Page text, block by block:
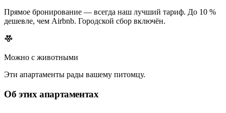
Прямое бронирование — всегда наш лучший тариф. До 10 %
дешевле, чем Airbnb. Городской сбор включён.
Можно с животными
Эти апартаменты рады вашему питомцу.
Об этих апартаментах